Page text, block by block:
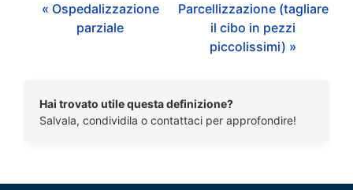
« Ospedalizzazione
parziale
Parcellizzazione (tagliare
il cibo in pezzi
piccolissimi) »
Hai trovato utile questa definizione?
Salvala, condividila o contattaci per approfondire!